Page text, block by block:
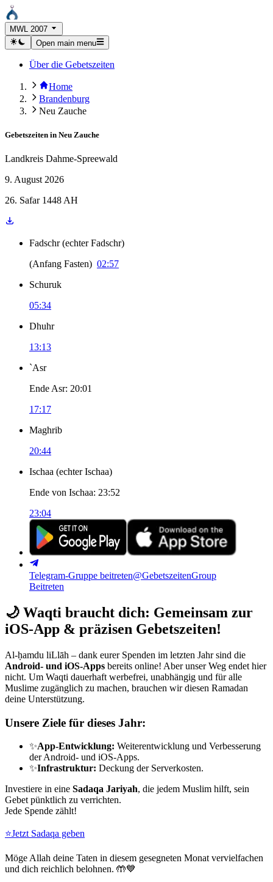
MWL 2007
Open main menu
Über die Gebetszeiten
Home
Brandenburg
Neu Zauche
Gebetszeiten in Neu Zauche
Landkreis Dahme-Spreewald
9. August 2026
26. Safar 1448 AH
Fadschr (echter Fadschr)
(Anfang Fasten) 02:57
Schuruk
05:34
Dhuhr
13:13
`Asr
Ende Asr: 20:01
17:17
Maghrib
20:44
Ischaa (echter Ischaa)
Ende von Ischaa: 23:52
23:04
Telegram-Gruppe beitreten@GebetszeitenGroup
Beitreten
🌙 Waqti braucht dich: Gemeinsam zur
iOS-App & präzisen Gebetszeiten!
Al-ḥamdu liLlāh – dank eurer Spenden im letzten Jahr sind die
Android- und iOS-Apps bereits online! Aber unser Weg endet hier
nicht. Um Waqti dauerhaft werbefrei, unabhängig und für alle
Muslime zugänglich zu machen, brauchen wir diesen Ramadan
deine Unterstützung.
Unsere Ziele für dieses Jahr:
✨App-Entwicklung: Weiterentwicklung und Verbesserung
der Android- und iOS-Apps.
✨Infrastruktur: Deckung der Serverkosten.
Investiere in eine Sadaqa Jariyah, die jedem Muslim hilft, sein
Gebet pünktlich zu verrichten.
Jede Spende zählt!
⭐Jetzt Sadaqa geben
Möge Allah deine Taten in diesem gesegneten Monat vervielfachen
und dich reichlich belohnen. 🤲💙